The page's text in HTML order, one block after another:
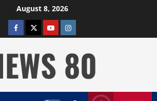
August 8, 2026
facebooktwitterYOUTUBE
instagram
80